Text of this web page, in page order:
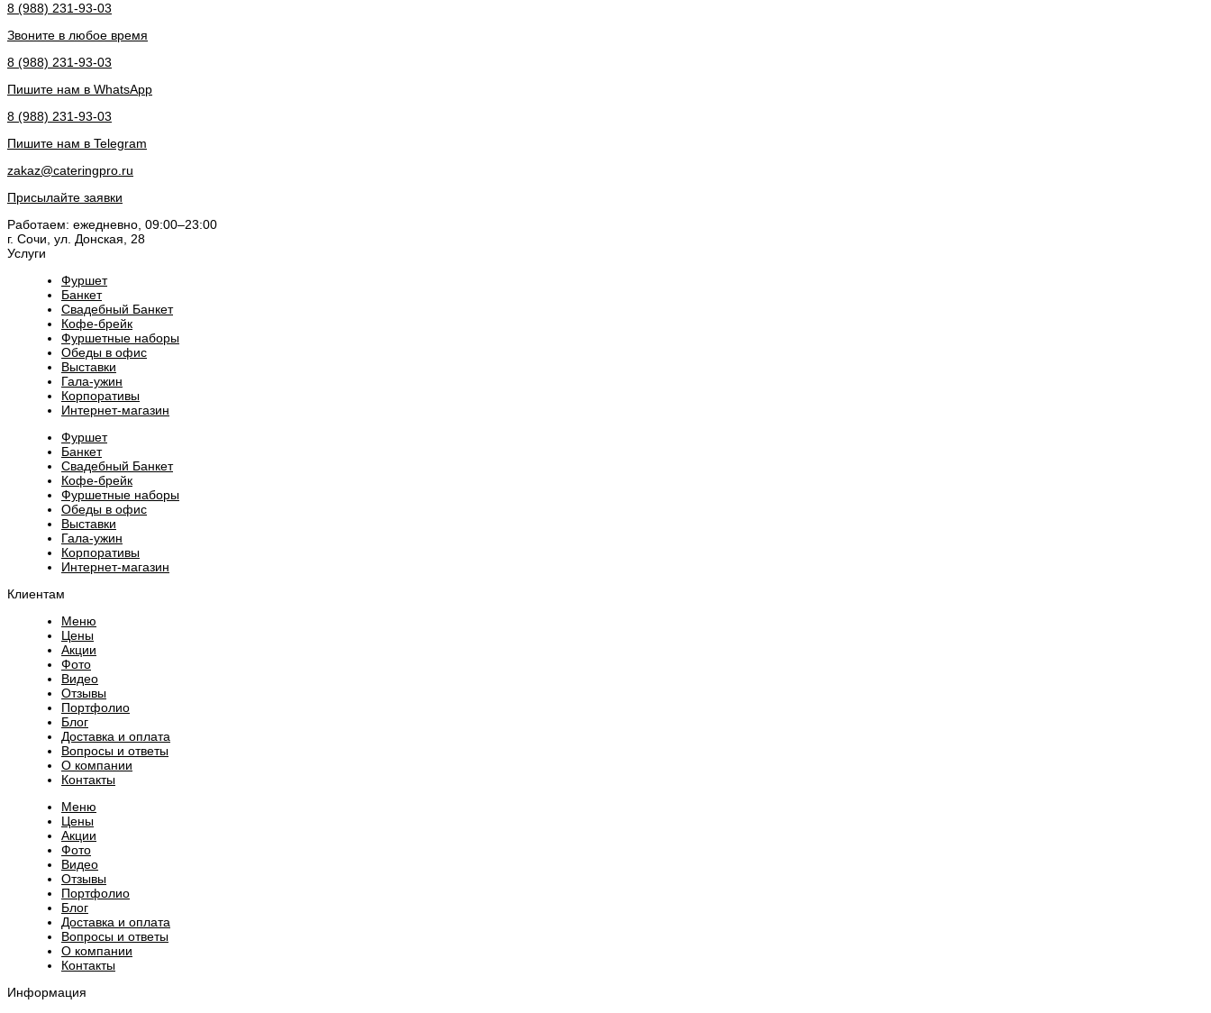
8 (988) 231-93-03
Звоните в любое время
8 (988) 231-93-03
Пишите нам в WhatsApp
8 (988) 231-93-03
Пишите нам в Telegram
zakaz@cateringpro.ru
Присылайте заявки
Работаем: ежедневно, 09:00–23:00
г. Сочи, ул. Донская, 28
Услуги
Фуршет
Банкет
Свадебный Банкет
Кофе-брейк
Фуршетные наборы
Обеды в офис
Выставки
Гала-ужин
Корпоративы
Интернет-магазин
Фуршет
Банкет
Свадебный Банкет
Кофе-брейк
Фуршетные наборы
Обеды в офис
Выставки
Гала-ужин
Корпоративы
Интернет-магазин
Клиентам
Меню
Цены
Акции
Фото
Видео
Отзывы
Портфолио
Блог
Доставка и оплата
Вопросы и ответы
О компании
Контакты
Меню
Цены
Акции
Фото
Видео
Отзывы
Портфолио
Блог
Доставка и оплата
Вопросы и ответы
О компании
Контакты
Информация